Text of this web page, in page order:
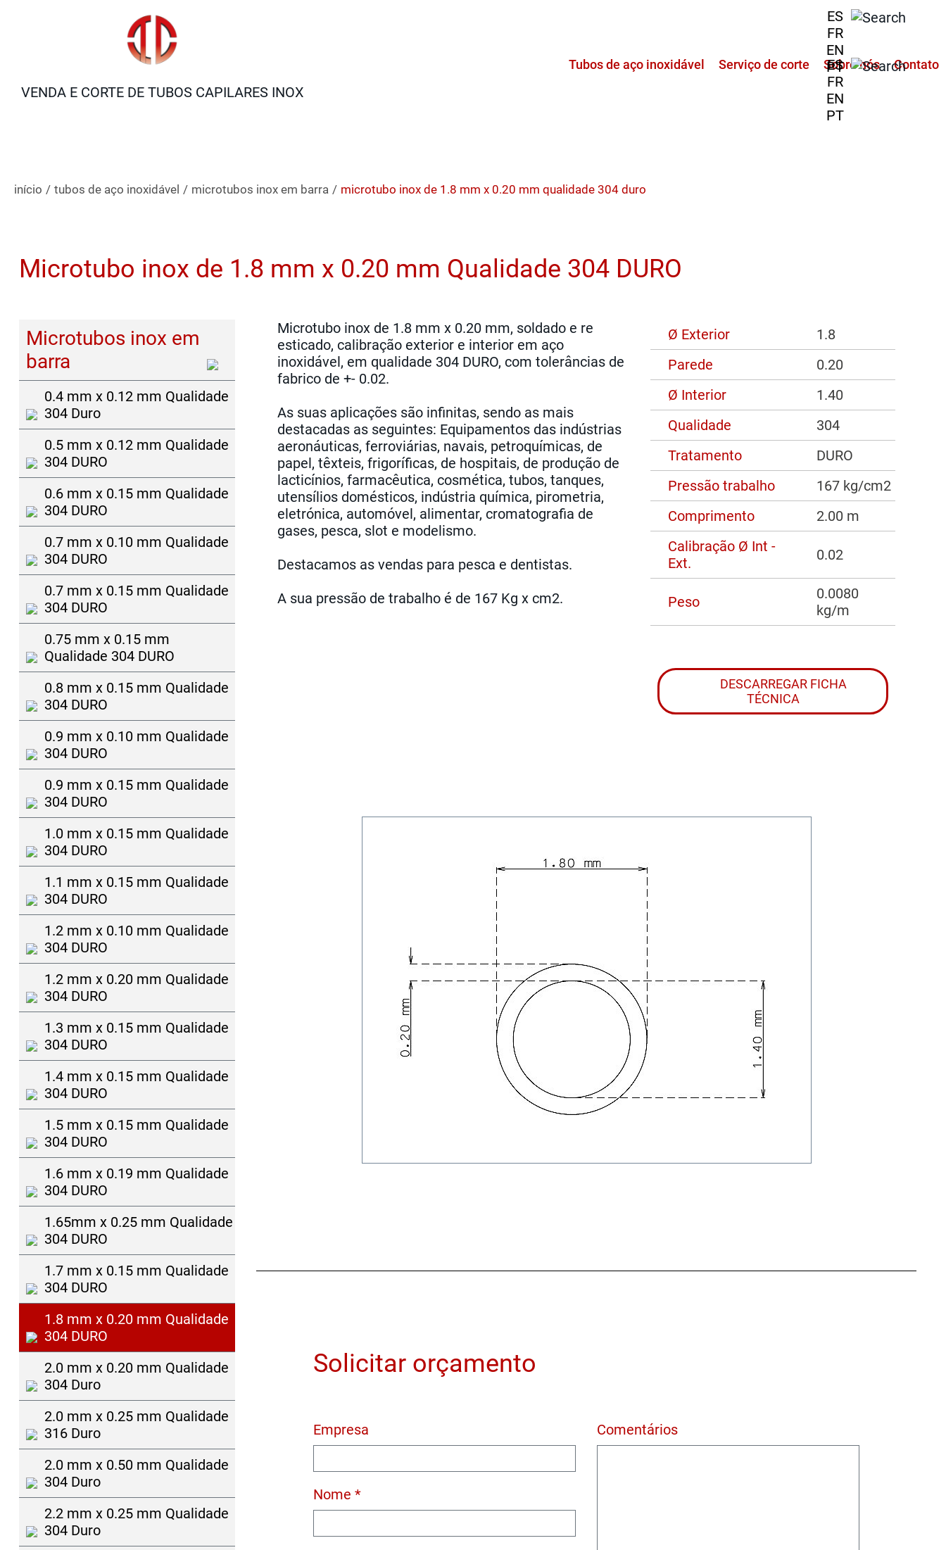
ES
FR
EN
PT
VENDA E CORTE DE TUBOS CAPILARES INOX
Tubos de aço inoxidável Serviço de corte Sobre nós Contato
ES
FR
EN
PT
início / tubos de aço inoxidável / microtubos inox em barra / microtubo inox de 1.8 mm x 0.20 mm qualidade 304 duro
Microtubo inox de 1.8 mm x 0.20 mm Qualidade 304 DURO
Microtubos inox em
barra
0.4 mm x 0.12 mm Qualidade
304 Duro
0.5 mm x 0.12 mm Qualidade
304 DURO
0.6 mm x 0.15 mm Qualidade
304 DURO
0.7 mm x 0.10 mm Qualidade
304 DURO
0.7 mm x 0.15 mm Qualidade
304 DURO
0.75 mm x 0.15 mm
Qualidade 304 DURO
0.8 mm x 0.15 mm Qualidade
304 DURO
0.9 mm x 0.10 mm Qualidade
304 DURO
0.9 mm x 0.15 mm Qualidade
304 DURO
1.0 mm x 0.15 mm Qualidade
304 DURO
1.1 mm x 0.15 mm Qualidade
304 DURO
1.2 mm x 0.10 mm Qualidade
304 DURO
1.2 mm x 0.20 mm Qualidade
304 DURO
1.3 mm x 0.15 mm Qualidade
304 DURO
1.4 mm x 0.15 mm Qualidade
304 DURO
1.5 mm x 0.15 mm Qualidade
304 DURO
1.6 mm x 0.19 mm Qualidade
304 DURO
1.65mm x 0.25 mm Qualidade
304 DURO
1.7 mm x 0.15 mm Qualidade
304 DURO
1.8 mm x 0.20 mm Qualidade
304 DURO
2.0 mm x 0.20 mm Qualidade
304 Duro
2.0 mm x 0.25 mm Qualidade
316 Duro
2.0 mm x 0.50 mm Qualidade
304 Duro
2.2 mm x 0.25 mm Qualidade
304 Duro
Microtubo inox de 1.8 mm x 0.20 mm, soldado e re
esticado, calibração exterior e interior em aço
inoxidável, em qualidade 304 DURO, com tolerâncias de
fabrico de +- 0.02.
As suas aplicações são infinitas, sendo as mais
destacadas as seguintes: Equipamentos das indústrias
aeronáuticas, ferroviárias, navais, petroquímicas, de
papel, têxteis, frigoríficas, de hospitais, de produção de
lacticínios, farmacêutica, cosmética, tubos, tanques,
utensílios domésticos, indústria química, pirometria,
eletrónica, automóvel, alimentar, cromatografia de
gases, pesca, slot e modelismo.
Destacamos as vendas para pesca e dentistas.
A sua pressão de trabalho é de 167 Kg x cm2.
Ø Exterior
1.8
Parede
0.20
Ø Interior
1.40
Qualidade
304
Tratamento
DURO
Pressão trabalho
167 kg/cm2
Comprimento
2.00 m
Calibração Ø Int -
Ext.
0.02
Peso
0.0080
kg/m
DESCARREGAR FICHA
TÉCNICA
Solicitar orçamento
Empresa
Nome *
Comentários